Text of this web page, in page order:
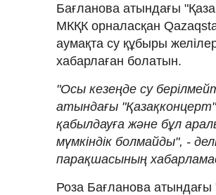
Бағланова атындағы
МКҚК орналасқан
аумақта су құбыры
хабарлаған болатын.
"Осы кезеңде су
атындағы
қабылдауға және бұл
мүмкіндік болмайды", -
парақшасының
Роза Бағланова